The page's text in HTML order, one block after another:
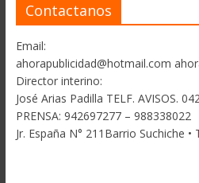
Contactanos
Email:
ahorapublicidad@hotmail.com
Director interino:
José Arias Padilla TELF. AVISOS.
PRENSA: 942697277 – 988338022
Jr. España N° 211Barrio Suchiche •